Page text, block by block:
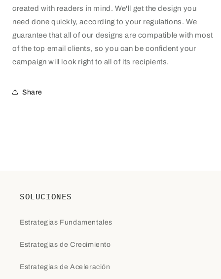
created with readers in mind. We'll get the design you
need done quickly, according to your regulations. We
guarantee that all of our designs are compatible with most
of the top email clients, so you can be confident your
campaign will look right to all of its recipients.
Share
SOLUCIONES
Estrategias Fundamentales
Estrategias de Crecimiento
Estrategias de Aceleración